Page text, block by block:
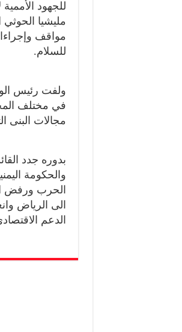
للجهود
مليشيا الحوثي
مواقف
للسلام.
ولفت رئيس
في مختلف
مجالات البنى
بدوره جدد
والحكومة
الحرب ورفض
الى الرياض
الدعم